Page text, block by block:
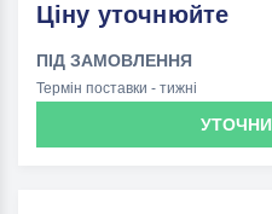
Ціну уточнюйте
ПІД ЗАМОВЛЕННЯ
Термін поставки - тижні